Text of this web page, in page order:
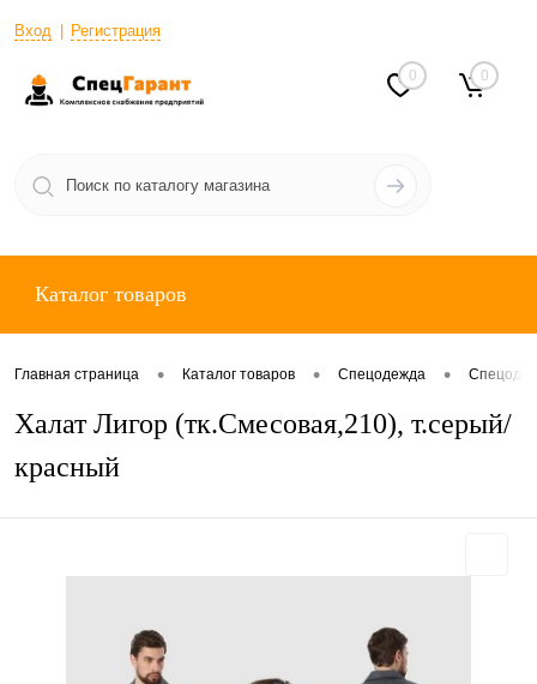
Вход Регистрация
0 0
Каталог товаров
Главная страница • Каталог товаров • Спецодежда •
Халат Лигор (тк.Смесовая,210), т.серый/
красный